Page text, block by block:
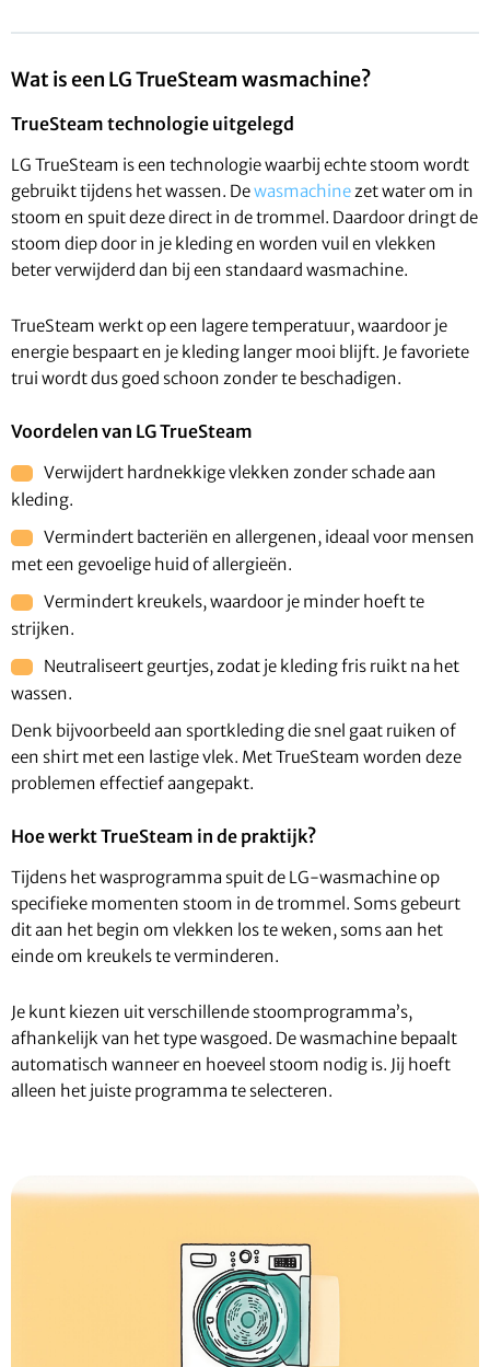
Wat is een LG TrueSteam wasmachine?
TrueSteam technologie uitgelegd
LG TrueSteam is een technologie waarbij echte stoom wordt
gebruikt tijdens het wassen. Dewasmachine zet water om in
stoom en spuit deze direct in de trommel. Daardoor dringt de
stoom diep door in je kleding en worden vuil en vlekken
beter verwijderd dan bij een standaard wasmachine.
TrueSteam werkt op een lagere temperatuur, waardoor je
energie bespaart en je kleding langer mooi blijft. Je favoriete
trui wordt dus goed schoon zonder te beschadigen.
Voordelen van LG TrueSteam
Verwijdert hardnekkige vlekken zonder schade aan
kleding.
Vermindert bacteriën en allergenen, ideaal voor mensen
met een gevoelige huid of allergieën.
Vermindert kreukels, waardoor je minder hoeft te
strijken.
Neutraliseert geurtjes, zodat je kleding fris ruikt na het
wassen.
Denk bijvoorbeeld aan sportkleding die snel gaat ruiken of
een shirt met een lastige vlek. Met TrueSteam worden deze
problemen effectief aangepakt.
Hoe werkt TrueSteam in de praktijk?
Tijdens het wasprogramma spuit de LG-wasmachine op
specifieke momenten stoom in de trommel. Soms gebeurt
dit aan het begin om vlekken los te weken, soms aan het
einde om kreukels te verminderen.
Je kunt kiezen uit verschillende stoomprogramma’s,
afhankelijk van het type wasgoed. De wasmachine bepaalt
automatisch wanneer en hoeveel stoom nodig is. Jij hoeft
alleen het juiste programma te selecteren.